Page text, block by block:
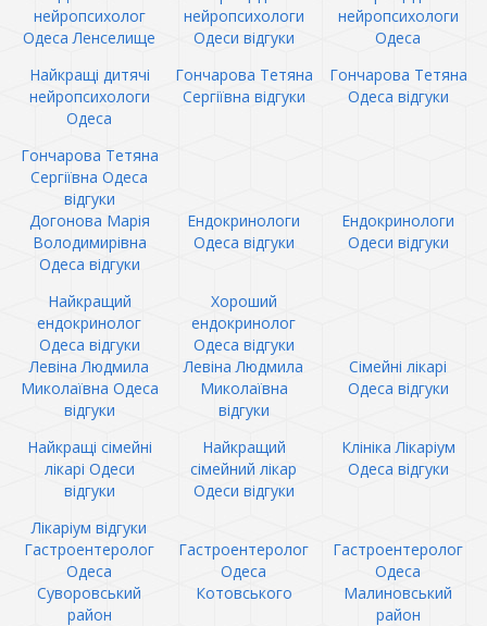
нейропсихолог
Одеса Ленселище
нейропсихологи
Одеси відгуки
нейропсихологи
Одеса
Найкращі дитячі
нейропсихологи
Одеса
Гончарова Тетяна
Сергіївна відгуки
Гончарова Тетяна
Одеса відгуки
Гончарова Тетяна
Сергіївна Одеса
відгуки
Догонова Марія
Володимирівна
Одеса відгуки
Ендокринологи
Одеса відгуки
Ендокринологи
Одеси відгуки
Найкращий
ендокринолог
Одеса відгуки
Хороший
ендокринолог
Одеса відгуки
Левіна Людмила
Миколаївна Одеса
відгуки
Левіна Людмила
Миколаївна
відгуки
Сімейні лікарі
Одеса відгуки
Найкращі сімейні
лікарі Одеси
відгуки
Найкращий
сімейний лікар
Одеси відгуки
Клініка Лікаріум
Одеса відгуки
Лікаріум відгуки
Гастроентеролог
Одеса
Суворовський
район
Гастроентеролог
Одеса
Котовського
Гастроентеролог
Одеса
Малиновський
район